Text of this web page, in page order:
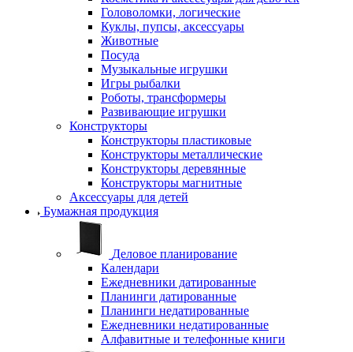
Головоломки, логические
Куклы, пупсы, аксессуары
Животные
Посуда
Музыкальные игрушки
Игры рыбалки
Роботы, трансформеры
Развивающие игрушки
Конструкторы
Конструкторы пластиковые
Конструкторы металлические
Конструкторы деревянные
Конструкторы магнитные
Аксессуары для детей
Бумажная продукция
Деловое планирование
Календари
Ежедневники датированные
Планинги датированные
Планинги недатированные
Ежедневники недатированные
Алфавитные и телефонные книги